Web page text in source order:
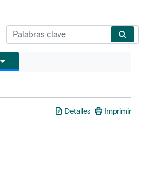
Detalles Imprimir